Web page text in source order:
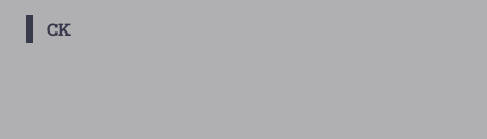
Novelas
CK